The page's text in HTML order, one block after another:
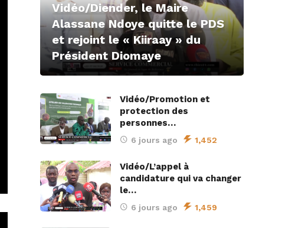
Vidéo/Diender, le Maire
Alassane Ndoye quitte le PDS
et rejoint le « Kiiraay » du
Président Diomaye
Vidéo/Promotion et
protection des
personnes…
6 jours ago 1,452
Vidéo/L’appel à
candidature qui va changer
le…
6 jours ago 1,459